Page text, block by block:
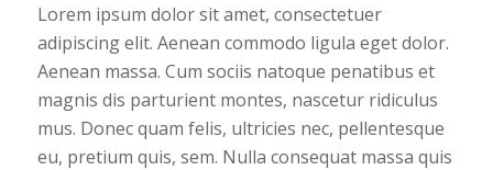
Lorem ipsum dolor sit amet, consectetuer
adipiscing elit. Aenean commodo ligula eget dolor.
Aenean massa. Cum sociis natoque penatibus et
magnis dis parturient montes, nascetur ridiculus
mus. Donec quam felis, ultricies nec, pellentesque
eu, pretium quis, sem. Nulla consequat massa quis